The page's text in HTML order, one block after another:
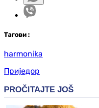
Тагови :
harmonika
Приједор